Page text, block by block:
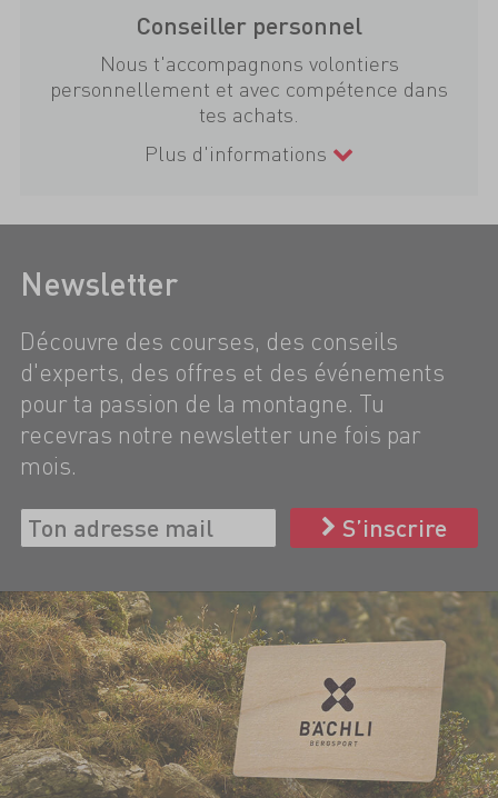
Conseiller personnel
Nous t'accompagnons volontiers
personnellement et avec compétence dans
tes achats.
Plus d'informations
Newsletter
Découvre des courses, des conseils
d'experts, des offres et des événements
pour ta passion de la montagne. Tu
recevras notre newsletter une fois par
mois.
S’inscrire